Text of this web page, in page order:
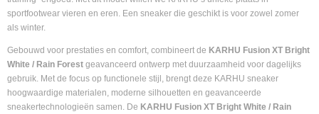
sportfootwear vieren en eren. Een sneaker die geschikt is voor zowel zomer
als winter.
Gebouwd voor prestaties en comfort, combineert de KARHU Fusion XT Bright
White / Rain Forest geavanceerd ontwerp met duurzaamheid voor dagelijks
gebruik. Met de focus op functionele stijl, brengt deze KARHU sneaker
hoogwaardige materialen, moderne silhouetten en geavanceerde
sneakertechnologieën samen. De KARHU Fusion XT Bright White / Rain